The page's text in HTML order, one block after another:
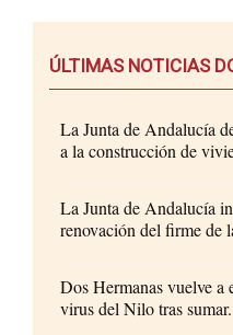
ÚLTIMAS NOTICIAS
La Junta de Andalucía
a la construcción de
La Junta de Andalucía
renovación del firme de
Dos Hermanas vuelve a
virus del Nilo tras